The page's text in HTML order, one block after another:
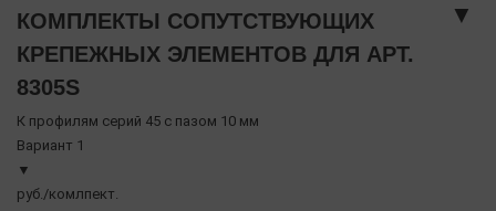
КОМПЛЕКТЫ СОПУТСТВУЮЩИХ
КРЕПЕЖНЫХ ЭЛЕМЕНТОВ ДЛЯ АРТ.
8305S
▼
К профилям серий 45 с пазом 10 мм
Вариант 1
▼
руб./комлпект.